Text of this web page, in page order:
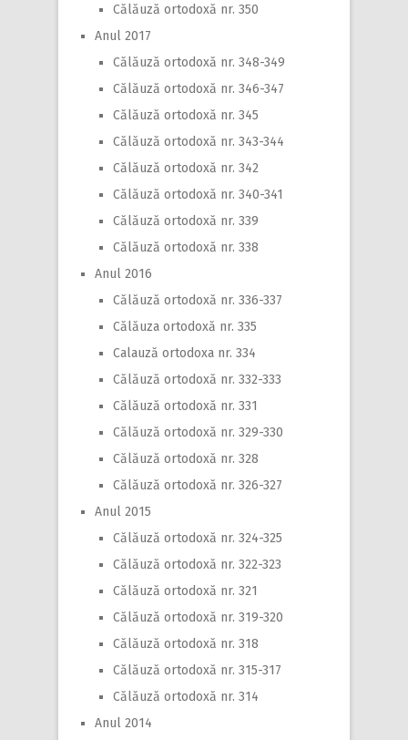
Călăuză ortodoxă nr. 350
Anul 2017
Călăuză ortodoxă nr. 348-349
Călăuză ortodoxă nr. 346-347
Călăuză ortodoxă nr. 345
Călăuză ortodoxă nr. 343-344
Călăuză ortodoxă nr. 342
Călăuză ortodoxă nr. 340-341
Călăuză ortodoxă nr. 339
Călăuză ortodoxă nr. 338
Anul 2016
Călăuză ortodoxă nr. 336-337
Călăuza ortodoxă nr. 335
Calauză ortodoxa nr. 334
Călăuză ortodoxă nr. 332-333
Călăuză ortodoxă nr. 331
Călăuză ortodoxă nr. 329-330
Călăuză ortodoxă nr. 328
Călăuză ortodoxă nr. 326-327
Anul 2015
Călăuză ortodoxă nr. 324-325
Călăuză ortodoxă nr. 322-323
Călăuză ortodoxă nr. 321
Călăuză ortodoxă nr. 319-320
Călăuză ortodoxă nr. 318
Călăuză ortodoxă nr. 315-317
Călăuză ortodoxă nr. 314
Anul 2014